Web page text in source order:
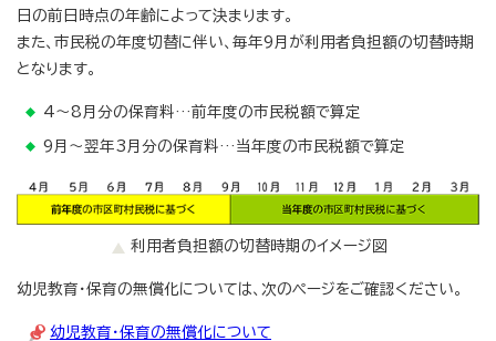
日の前日時点の年齢によって決まります。
また、市民税の年度切替に伴い、毎年9月が利用者負担額の切替時期
となります。
4～8月分の保育料…前年度の市民税額で算定
9月～翌年3月分の保育料…当年度の市民税額で算定
利用者負担額の切替時期のイメージ図
幼児教育・保育の無償化については、次のページをご確認ください。
幼児教育・保育の無償化について